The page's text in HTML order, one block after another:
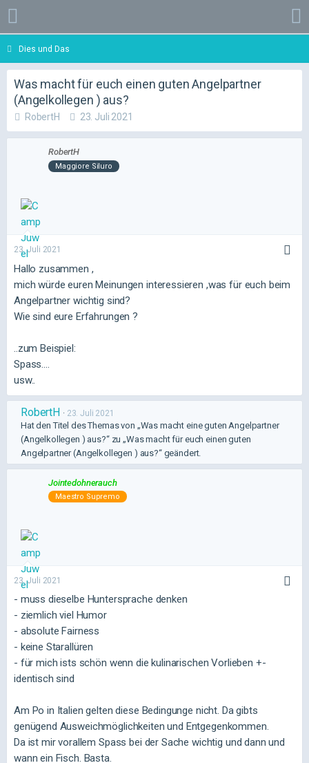
Dies und Das
Was macht für euch einen guten Angelpartner
(Angelkollegen ) aus?
RobertH 23. Juli 2021
RobertH
Maggiore Siluro
23. Juli 2021
Hallo zusammen ,
mich würde euren Meinungen interessieren ,was für euch beim
Angelpartner wichtig sind?
Wie sind eure Erfahrungen ?
..zum Beispiel:
Spass....
usw..
RobertH 23. Juli 2021
Hat den Titel des Themas von „Was macht eine guten Angelpartner
(Angelkollegen ) aus?“ zu „Was macht für euch einen guten
Angelpartner (Angelkollegen ) aus?“ geändert.
Jointedohnerauch
Maestro Supremo
23. Juli 2021
- muss dieselbe Huntersprache denken
- ziemlich viel Humor
- absolute Fairness
- keine Starallüren
- für mich ists schön wenn die kulinarischen Vorlieben +-
identisch sind
Am Po in Italien gelten diese Bedingunge nicht. Da gibts
genügend Ausweichmöglichkeiten und Entgegenkommen.
Da ist mir vorallem Spass bei der Sache wichtig und dann und
wann ein Fisch. Basta.